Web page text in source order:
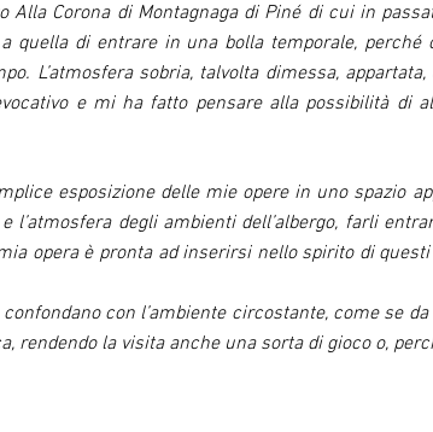
Corona di Montagnaga di Piné di cui in
quella di entrare in una bolla temporale, perché
L’atmosfera sobria, talvolta dimessa,
e mi ha fatto pensare alla possibilità di
esposizione delle mie opere in uno spazio
degli ambienti dell’albergo, farli
opera è pronta ad inserirsi nello spirito di
con l’ambiente circostante, come se
la visita anche una sorta di gioco o,